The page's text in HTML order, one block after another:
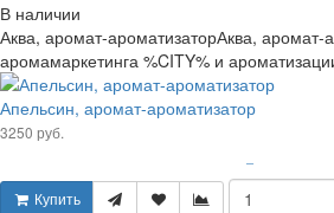
В наличии
Аква, аромат-ароматизаторАква, аромат-
аромамаркетинга %CITY% и
Апельсин, аромат-ароматизатор
3250 руб.
Купить
–